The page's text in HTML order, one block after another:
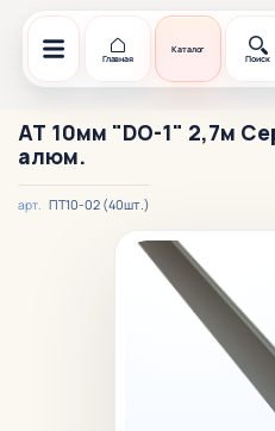
Главная
Каталог
Поиск
АТ 10мм "DO-1" 2,7м
алюм.
арт. ПТ10-02 (40шт.)